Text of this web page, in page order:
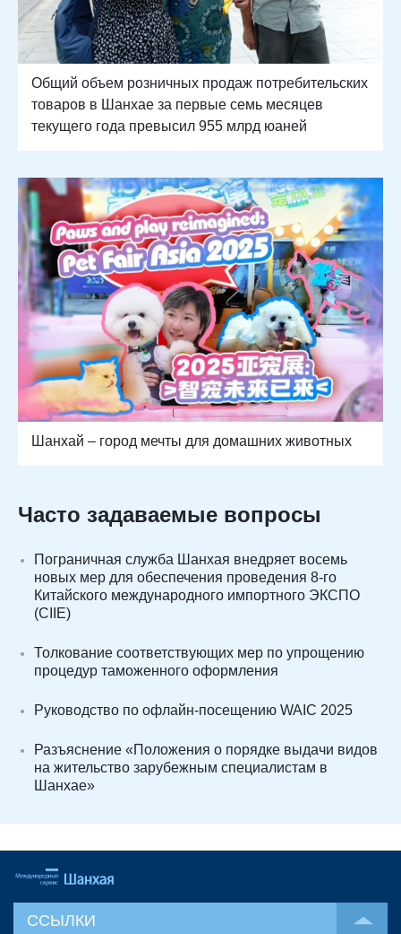
Общий объем розничных продаж потребительских
товаров в Шанхае за первые семь месяцев
текущего года превысил 955 млрд юаней
Шанхай – город мечты для домашних животных
Часто задаваемые вопросы
Пограничная служба Шанхая внедряет восемь
новых мер для обеспечения проведения 8-го
Китайского международного импортного ЭКСПО
(CIIE)
Толкование соответствующих мер по упрощению
процедур таможенного оформления
Руководство по офлайн-посещению WAIC 2025
Разъяснение «Положения о порядке выдачи видов
на жительство зарубежным специалистам в
Шанхае»
ССЫЛКИ